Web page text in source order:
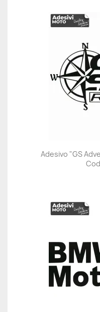
Adesivo "GS